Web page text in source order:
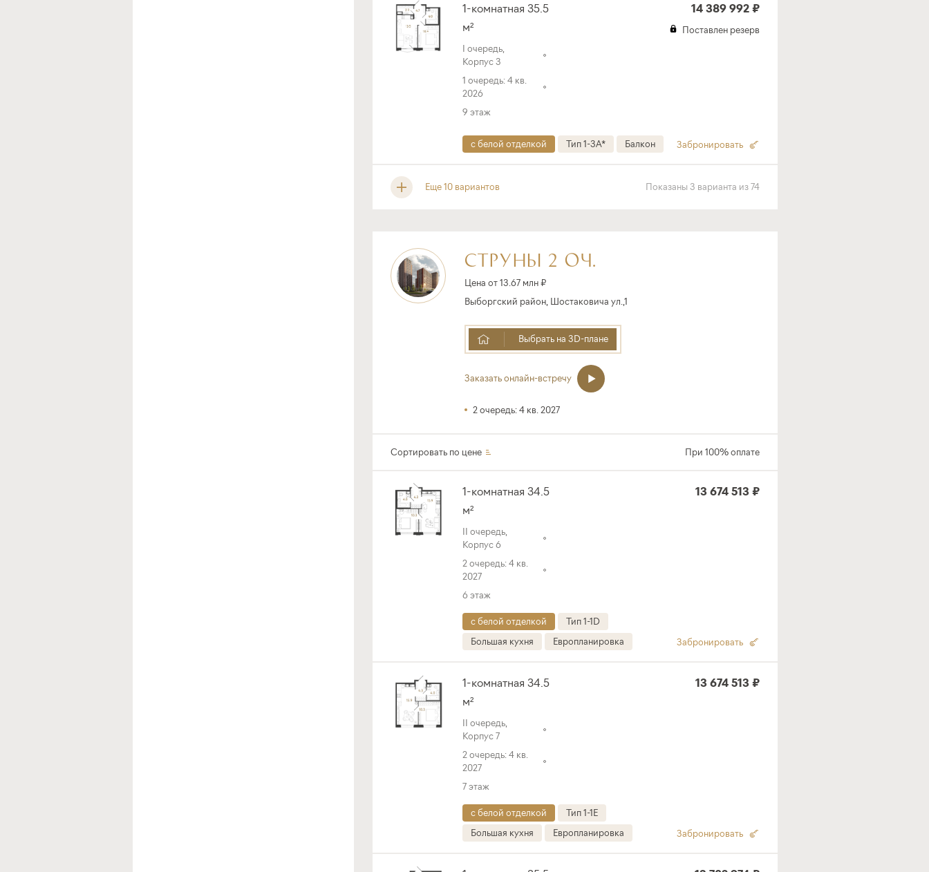
1-комнатная 35.5
м²
I очередь,
Корпус 3
1 очередь: 4 кв.
2026
9 этаж
14 389 992 ₽
Поставлен резерв
с белой отделкой Тип 1-3A* Балкон Забронировать
Еще 10 вариантов Показаны 3 варианта из74
СТРУНЫ 2 ОЧ.
Цена от 13.67 млн ₽
Выборгский район, Шостаковича ул.,1
Выбрать на 3D-плане
Заказать онлайн-встречу
2 очередь: 4 кв. 2027
Сортировать по цене При 100% оплате
1-комнатная 34.5
м²
II очередь,
Корпус 6
2 очередь: 4 кв.
2027
6 этаж
13 674 513 ₽
с белой отделкой
Тип 1-1D
Большая кухня
Европланировка Забронировать
1-комнатная 34.5
м²
II очередь,
Корпус 7
2 очередь: 4 кв.
2027
7 этаж
13 674 513 ₽
с белой отделкой
Тип 1-1E
Большая кухня
Европланировка Забронировать